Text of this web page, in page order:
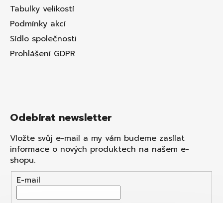
Tabulky velikostí
Podmínky akcí
Sídlo společnosti
Prohlášení GDPR
Odebírat newsletter
Vložte svůj e-mail a my vám budeme zasílat
informace o nových produktech na našem e-
shopu.
E-mail